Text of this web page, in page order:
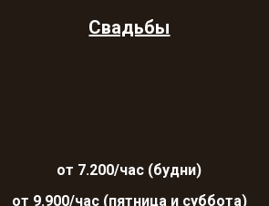
Свадьбы
от 7.200/час (будни)
от 9.900/час (пятница и суббота)